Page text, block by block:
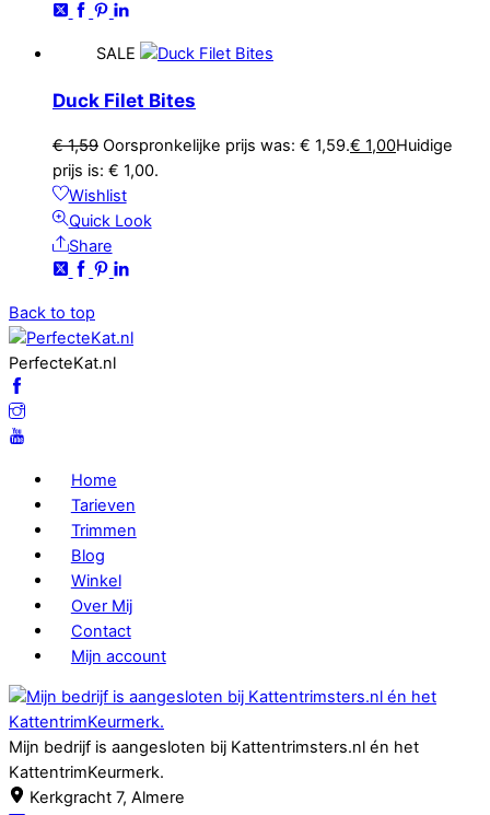
SALE
Duck Filet Bites
€1,59 Oorspronkelijke prijs was: € 1,59.€ 1,00Huidige
prijs is: € 1,00.
Wishlist
Quick Look
Share
Back to top
PerfecteKat.nl
Home
Tarieven
Trimmen
Blog
Winkel
Over Mij
Contact
Mijn account
Mijn bedrijf is aangesloten bij Kattentrimsters.nl én het
KattentrimKeurmerk.
Kerkgracht 7, Almere